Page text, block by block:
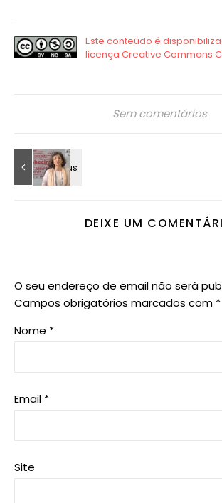
Sem comentários
DEIXE UM
O seu endereço de email não será
Campos obrigatórios marcados com *
Nome *
Email *
Site